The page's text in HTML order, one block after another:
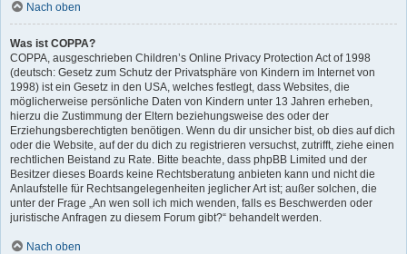
Nach oben
Was ist COPPA?
COPPA, ausgeschrieben Children’s Online Privacy Protection Act of 1998
(deutsch: Gesetz zum Schutz der Privatsphäre von Kindern im Internet von
1998) ist ein Gesetz in den USA, welches festlegt, dass Websites, die
möglicherweise persönliche Daten von Kindern unter 13 Jahren erheben,
hierzu die Zustimmung der Eltern beziehungsweise des oder der
Erziehungsberechtigten benötigen. Wenn du dir unsicher bist, ob dies auf dich
oder die Website, auf der du dich zu registrieren versuchst, zutrifft, ziehe einen
rechtlichen Beistand zu Rate. Bitte beachte, dass phpBB Limited und der
Besitzer dieses Boards keine Rechtsberatung anbieten kann und nicht die
Anlaufstelle für Rechtsangelegenheiten jeglicher Art ist; außer solchen, die
unter der Frage „An wen soll ich mich wenden, falls es Beschwerden oder
juristische Anfragen zu diesem Forum gibt?“ behandelt werden.
Nach oben